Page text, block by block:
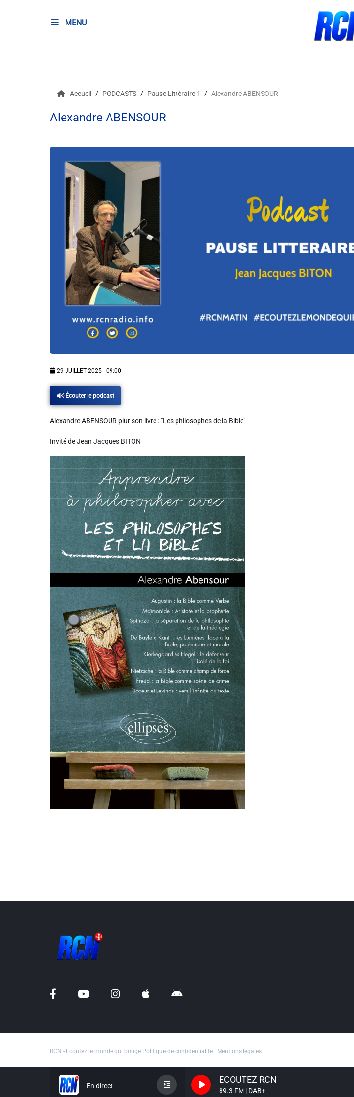
MENU
En direct
ECOUTEZ RCN
89.3 FM | DAB+
Alerte Méduses 06
Issa Nissa OGC Nice
Vidéos / Clips
Liens utiles
Shabbat Project
Métropole Nice Côte d'Azur
Ville de Nice
CCAS NICE
Département des Alpes Maritimes
Ma Région Sud
Accueil PODCASTS Pause Littéraire 1 Alexandre ABENSOUR
Alexandre ABENSOUR
29 JUILLET 2025 - 09:00
Écouter le podcast
Alexandre ABENSOUR piur son livre : "Les philosophes de la Bible"
Invité de Jean Jacques BITON
RCN - Ecoutez le monde qui bouge Politique de confidentialité | Mentions légales